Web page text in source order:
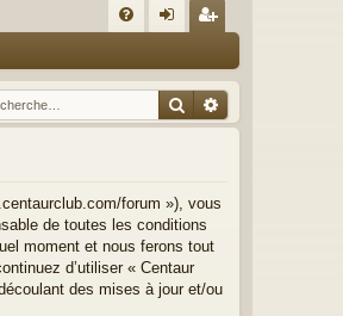
Q ne
xi
nr
eg
Rechercher
Recherche
forum »), vous
de toutes les conditions
moment et nous ferons tout
d’utiliser « Centaur
des mises à jour et/ou